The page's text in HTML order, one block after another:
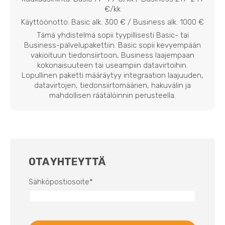
€/kk
Käyttöönotto: Basic alk. 300 € / Business alk. 1000 €
Tämä yhdistelmä sopii tyypillisesti Basic- tai
Business-palvelupakettiin. Basic sopii kevyempään
vakioituun tiedonsiirtoon, Business laajempaan
kokonaisuuteen tai useampiin datavirtoihin.
Lopullinen paketti määräytyy integraation laajuuden,
datavirtojen, tiedonsiirtomäärien, hakuvälin ja
mahdollisen räätälöinnin perusteella.
OTA YHTEYTTÄ
Sähköpostiosoite*